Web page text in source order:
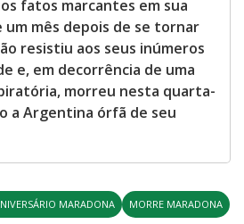
fatos marcantes em sua
um mês depois de se tornar
resistiu aos seus inúmeros
e, em decorrência de uma
morreu nesta quarta-
a Argentina órfã de seu
MARADONA MORRE MARADONA